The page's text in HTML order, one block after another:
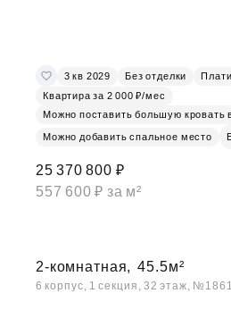
3 кв 2029 Без отделки
Квартира за 2 000 ₽/мес
Можно поставить большую кровать
Можно добавить спальное место
25 370 800 ₽
557 600 ₽ за м²
2-комнатная, 45.5м²
6 корпус, 1 секция, 32 этаж, №1861